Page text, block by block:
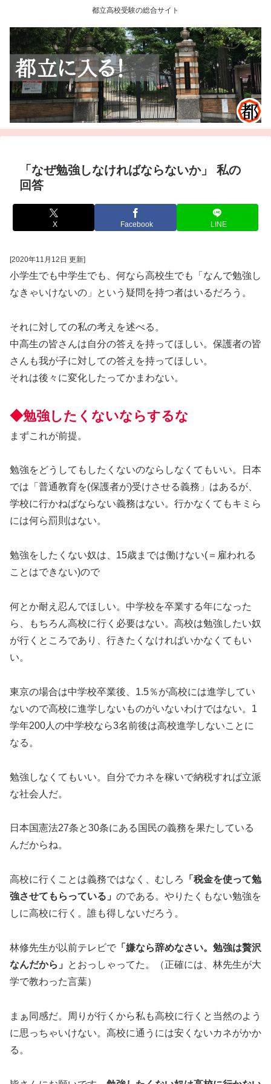
都立高校受験の総合サイト
「なぜ勉強しなければならないか」 私の
回答
X Facebook LINE
[2020年11月12日 更新]
小学生でも中学生でも、何なら高校生でも「なんで勉強し
なきゃいけないの」という疑問を持つ者はいるだろう。
それに対しての私の考えを述べる。
中高生の皆さんは自分の答えを持ってほしい。保護者の皆
さんも我が子に対しての答えを持ってほしい。
それは後々に変化したってかまわない。
◆勉強したくないならするな
まずこれが前提。
勉強をどうしてもしたくないのならしなくてもいい。日本
では「普通教育を(保護者が)受けさせる義務」はあるが、
学校に行かねばならない義務はない。行かなくてもキミら
には何ら罰則はない。
勉強をしたくない奴は、15歳までは働けない(＝雇われる
ことはできない)ので
何とか耐え忍んでほしい。中学校を卒業する年になった
ら、もちろん高校に行く必要はない。高校は勉強したい奴
が行くところであり、行きたくなければいかなくてもい
い。
東京の場合は中学校卒業後、1.5％が高校には進学してい
ないので高校に進学しないものがいないわけではない。1
学年200人の中学校なら3名前後は高校進学しないことに
なる。
勉強しなくてもいい。自分でカネを稼いで納税すれば立派
な社会人だ。
日本国憲法27条と30条にある国民の義務を果たしている
んだからね。
高校に行くことは義務ではなく、むしろ
「税金を使って勉
強させてもらっている」 のである。やりたくもない勉強を
しに高校に行く。誰も得しないだろう。
林修先生が以前テレビで 「嫌なら辞めなさい。勉強は贅沢
なんだから」
とおっしゃってた。（正確には、林先生が大
学で教わった言葉）
まぁ同感だ。周りが行くから私も高校に行くと当然のよう
に思っちゃいけない。高校に通うには安くないカネがかか
る。